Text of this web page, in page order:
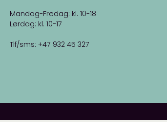
Mandag-Fredag: kl. 10-18
Lørdag: kl. 10-17
Tlf/sms: +47 932 45 327